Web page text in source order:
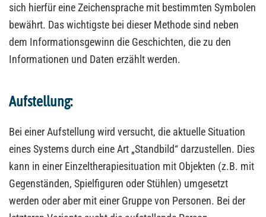
sich hierfür eine Zeichensprache mit bestimmten Symbolen
bewährt. Das wichtigste bei dieser Methode sind neben
dem Informationsgewinn die Geschichten, die zu den
Informationen und Daten erzählt werden.
Aufstellung:
Bei einer Aufstellung wird versucht, die aktuelle Situation
eines Systems durch eine Art „Standbild“ darzustellen. Dies
kann in einer Einzeltherapiesituation mit Objekten (z.B. mit
Gegenständen, Spielfiguren oder Stühlen) umgesetzt
werden oder aber mit einer Gruppe von Personen. Bei der